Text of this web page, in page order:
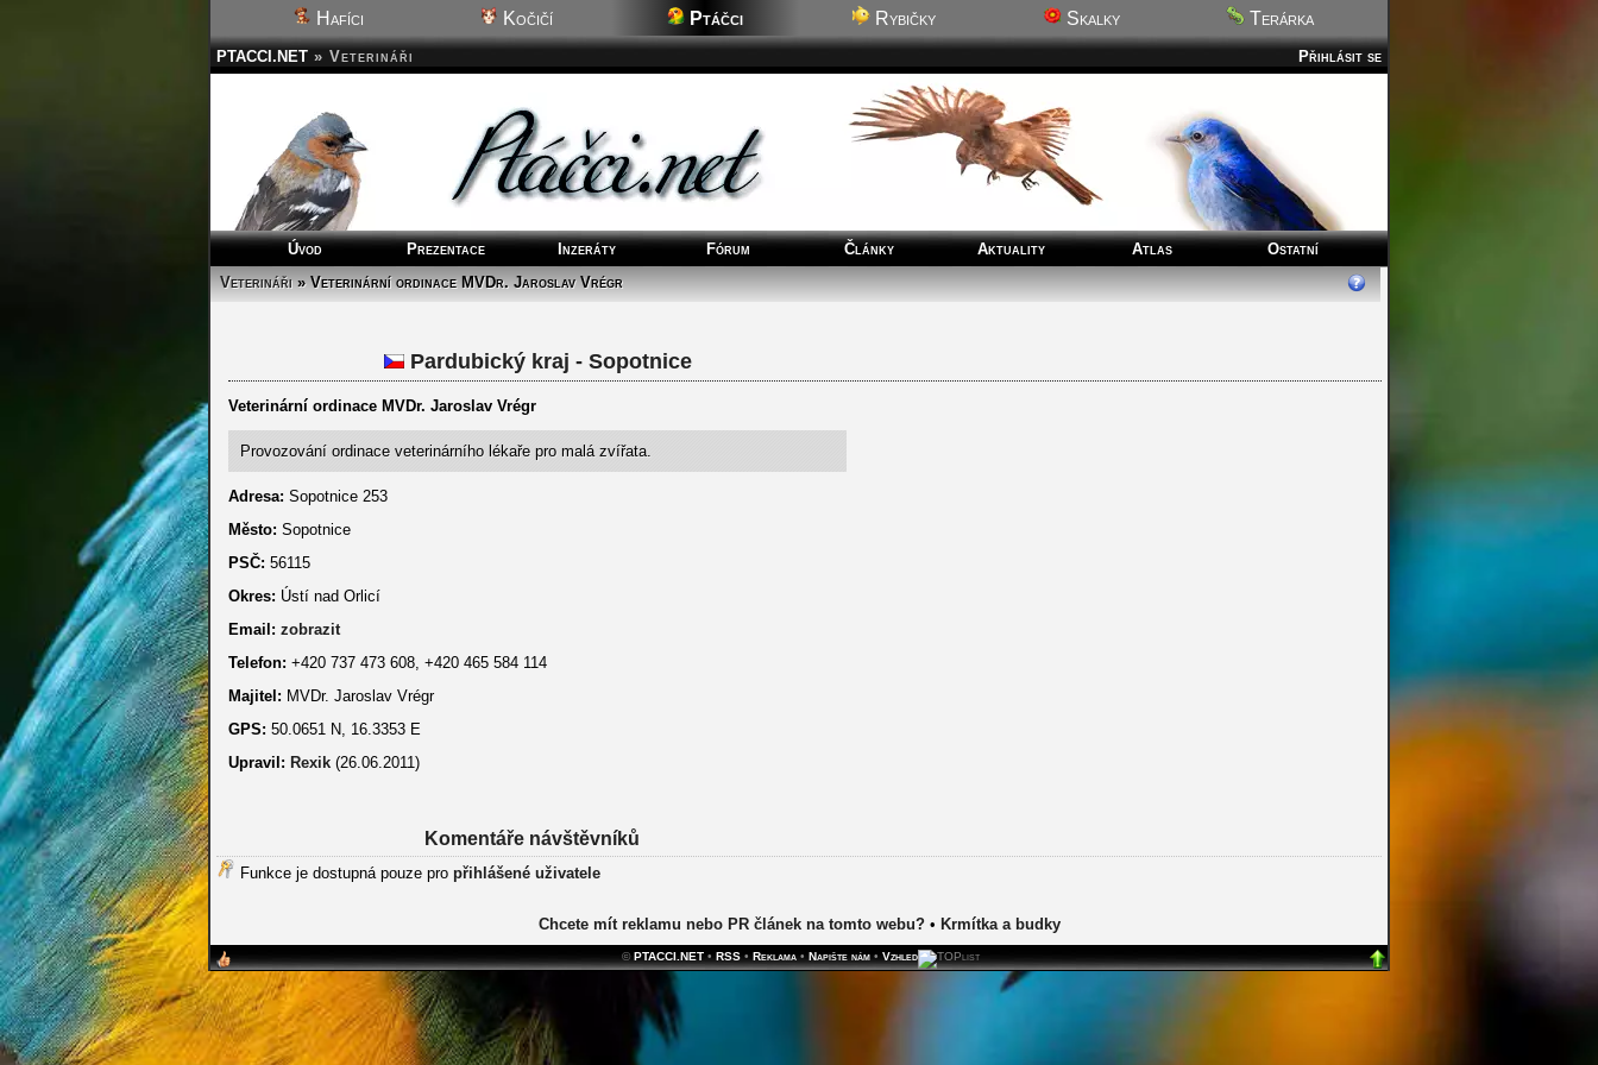
Hafíci Kočičí Ptáčci Rybičky Skalky Terárka
Přihlásit se
PTACCI.NET » Veterináři
Úvod Prezentace Inzeráty Fórum Články Aktuality Atlas
Ostatní
Veterináři» Veterinární ordinace MVDr. Jaroslav Vrégr
Pardubický kraj - Sopotnice
Veterinární ordinace MVDr. Jaroslav Vrégr
Provozování ordinace veterinárního lékaře pro malá zvířata.
Adresa: Sopotnice 253
Město: Sopotnice
PSČ: 56115
Okres: Ústí nad Orlicí
Email: zobrazit
Telefon: +420 737 473 608, +420 465 584 114
Majitel: MVDr. Jaroslav Vrégr
GPS: 50.0651 N, 16.3353 E
Upravil: Rexik (26.06.2011)
Komentáře návštěvníků
Funkce je dostupná pouze pro přihlášené uživatele
Chcete mít reklamu nebo PR článek na tomto webu?• Krmítka a budky
©PTACCI.NET • RSS • Reklama • Napište nám • Vzhled